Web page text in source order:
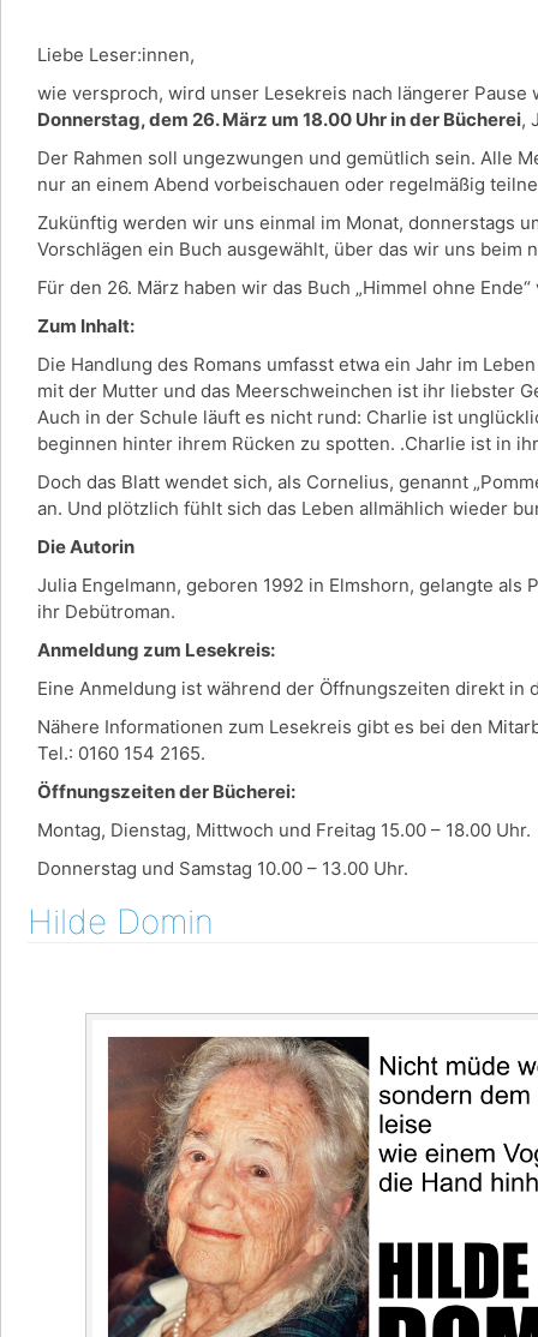
Liebe Leser:innen,
wie versproch, wird unser Lesekreis nach längerer
Donnerstag, dem 26. März um 18.00 Uhr in der Bücherei,
Der Rahmen soll ungezwungen und gemütlich sein. Alle
nur an einem Abend vorbeischauen oder regelmäßig
Zukünftig werden wir uns einmal im Monat, donnerstags
Vorschlägen ein Buch ausgewählt, über das wir uns beim
Für den 26. März haben wir das Buch „Himmel ohne
Zum Inhalt:
Die Handlung des Romans umfasst etwa ein Jahr im
mit der Mutter und das Meerschweinchen ist ihr liebster
Auch in der Schule läuft es nicht rund: Charlie ist
beginnen hinter ihrem Rücken zu spotten. .Charlie ist in
Doch das Blatt wendet sich, als Cornelius, genannt
an. Und plötzlich fühlt sich das Leben allmählich wieder
Die Autorin
Julia Engelmann, geboren 1992 in Elmshorn, gelangte
ihr Debütroman.
Anmeldung zum Lesekreis:
Eine Anmeldung ist während der Öffnungszeiten direkt
Nähere Informationen zum Lesekreis gibt es bei den
Tel.: 0160 154 2165.
Öffnungszeiten der Bücherei:
Montag, Dienstag, Mittwoch und Freitag 15.00 – 18.00 Uhr.
Donnerstag und Samstag 10.00 – 13.00 Uhr.
Hilde Domin